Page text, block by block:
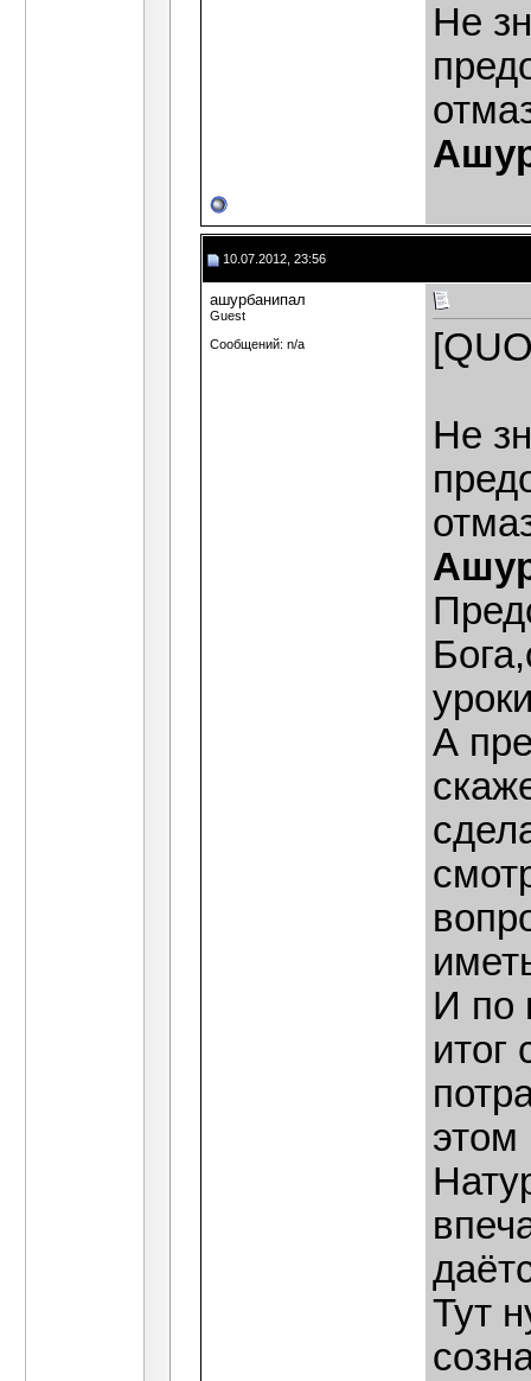
Не
10.07.2012, 23:56
ашурбанипал
Guest
Сообщений: n/a
Не
А
И по
итог
этом
Тут